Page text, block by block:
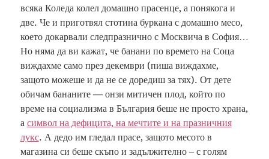
всяка Коледа колел домашно прасенце, а понякога и
две. Че и приготвял стотина буркана с домашно месо,
което докарвали следпразнично с Москвича в София…
Но няма да ви кажат, че банани по времето на Соца
виждахме само през декември (пиша виждахме,
защото можеше и да не се доредиш за тях). От дете
обичам бананите — онзи митичен плод, който по
време на социализма в България беше не просто храна,
а символ на дефицита, на мечтите и на празничния
лукс. А дедо им гледал прасе, защото месото в
магазина си беше скъпо и задължително – с голям